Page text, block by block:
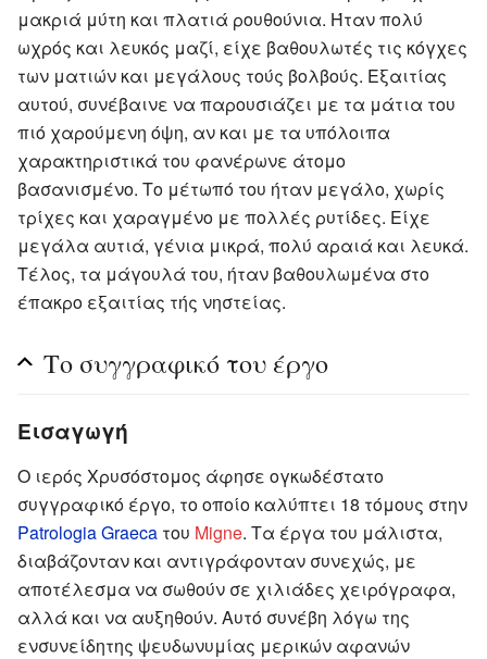
μακριά μύτη και πλατιά ρουθούνια. Ήταν πολύ
ωχρός και λευκός μαζί, είχε βαθουλωτές τις κόγχες
των ματιών και μεγάλους τούς βολβούς. Εξαιτίας
αυτού, συνέβαινε να παρουσιάζει με τα μάτια του
πιό χαρούμενη όψη, αν και με τα υπόλοιπα
χαρακτηριστικά του φανέρωνε άτομο
βασανισμένο. Το μέτωπό του ήταν μεγάλο, χωρίς
τρίχες και χαραγμένο με πολλές ρυτίδες. Είχε
μεγάλα αυτιά, γένια μικρά, πολύ αραιά και λευκά.
Τέλος, τα μάγουλά του, ήταν βαθουλωμένα στο
έπακρο εξαιτίας τής νηστείας.
Το συγγραφικό του έργο
Εισαγωγή
Ο ιερός Χρυσόστομος άφησε ογκωδέστατο
συγγραφικό έργο, το οποίο καλύπτει 18 τόμους στην
Patrologia Graeca του Migne. Τα έργα του μάλιστα,
διαβάζονταν και αντιγράφονταν συνεχώς, με
αποτέλεσμα να σωθούν σε χιλιάδες χειρόγραφα,
αλλά και να αυξηθούν. Αυτό συνέβη λόγω της
ενσυνείδητης ψευδωνυμίας μερικών αφανών